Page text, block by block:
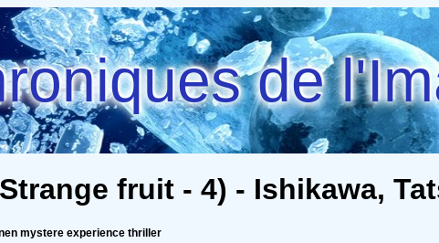
de
fruit - 4) - Ishikawa,
mystere experience thriller